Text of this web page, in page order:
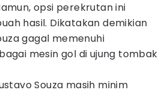
opsi perekrutan ini
hasil. Dikatakan demikian
gagal memenuhi
mesin gol di ujung tombak
Souza masih minim